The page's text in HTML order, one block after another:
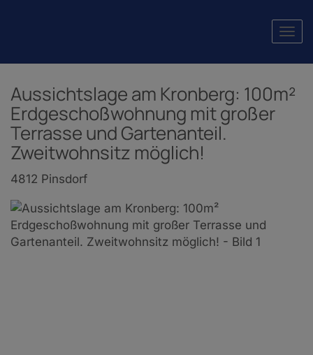
Aussichtslage am Kronberg: 100m²
Erdgeschoßwohnung mit großer
Terrasse und Gartenanteil.
Zweitwohnsitz möglich!
4812 Pinsdorf